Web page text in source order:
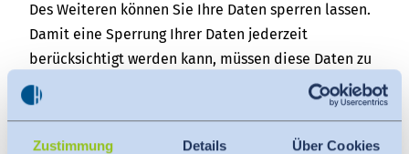
Zustimmung Details Über Cookies
Des Weiteren können Sie Ihre Daten sperren lassen.
Damit eine Sperrung Ihrer Daten jederzeit
berücksichtigt werden kann, müssen diese Daten zu
Kontrollzwecken in einer Sperrdatei vorgehalten
werden.
d) Recht auf Löschung